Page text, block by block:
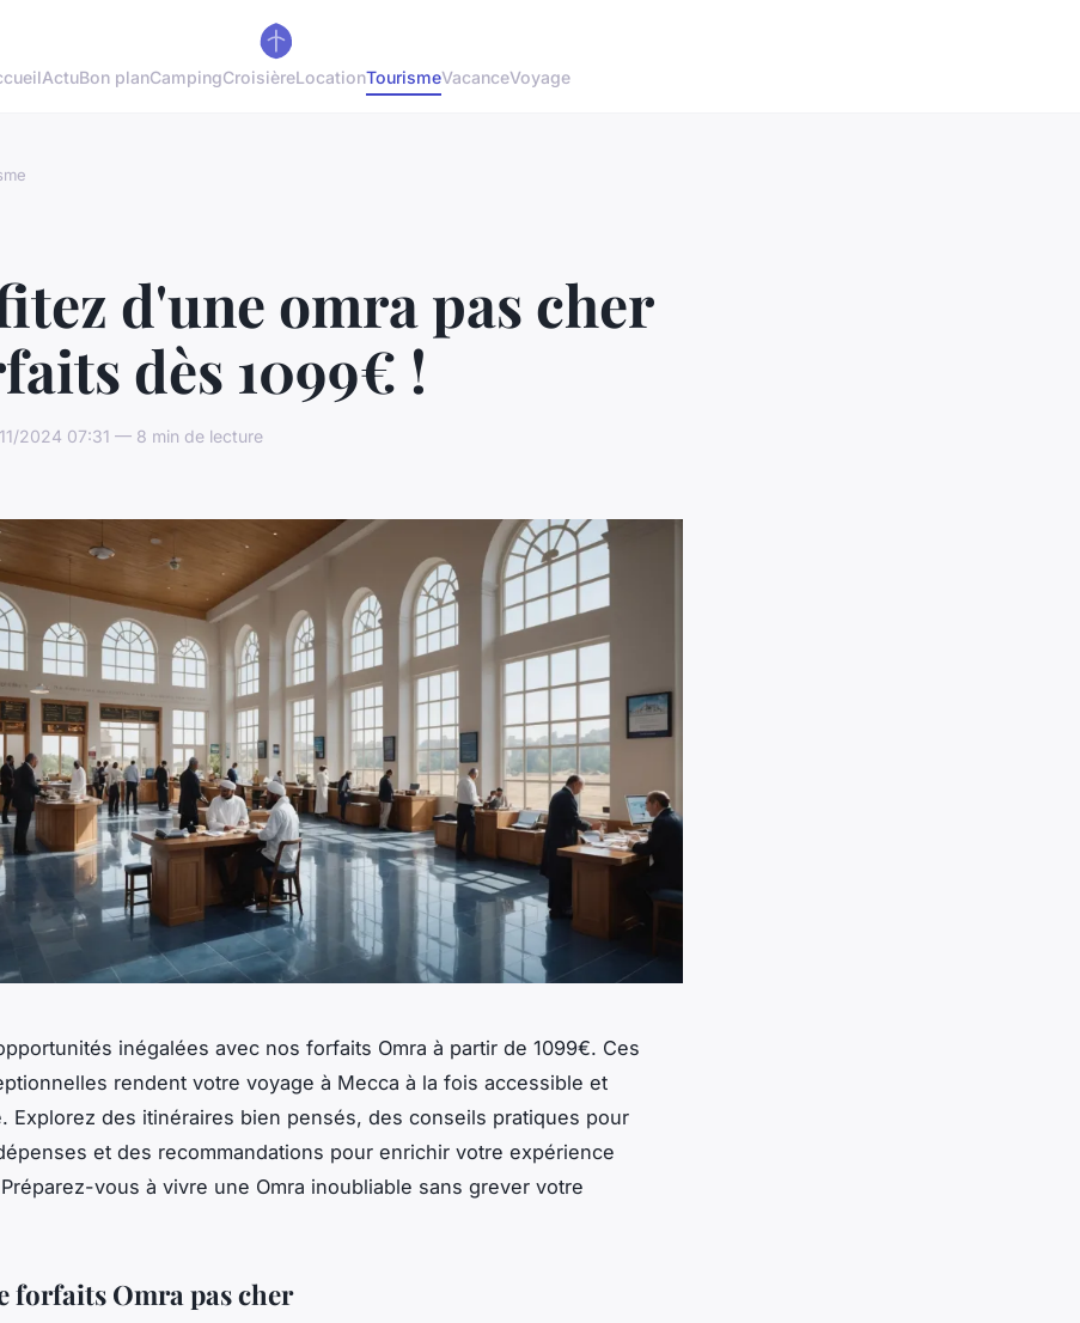
ActuBon planCampingCroisièreLocationTourismeVacanceVoyage
d'une omra pas cher
dès 1099€ !
2024 07:31 — 8 min de lecture
inégalées avec nos forfaits Omra à partir de 1099€. Ces
rendent votre voyage à Mecca à la fois accessible et
Explorez des itinéraires bien pensés, des conseils pratiques pour
et des recommandations pour enrichir votre expérience
vous à vivre une Omra inoubliable sans grever votre
forfaits Omra pas cher